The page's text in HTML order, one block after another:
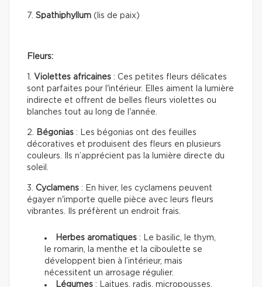
7. Spathiphyllum (lis de paix)
Fleurs:
1. Violettes africaines : Ces petites fleurs délicates
sont parfaites pour l'intérieur. Elles aiment la lumière
indirecte et offrent de belles fleurs violettes ou
blanches tout au long de l'année.
2. Bégonias : Les bégonias ont des feuilles
décoratives et produisent des fleurs en plusieurs
couleurs. Ils n’apprécient pas la lumière directe du
soleil.
3. Cyclamens : En hiver, les cyclamens peuvent
égayer n'importe quelle pièce avec leurs fleurs
vibrantes. Ils préfèrent un endroit frais.
Herbes aromatiques : Le basilic, le thym,
le romarin, la menthe et la ciboulette se
développent bien à l’intérieur, mais
nécessitent un arrosage régulier.
Légumes : Laitues, radis, micropousses,